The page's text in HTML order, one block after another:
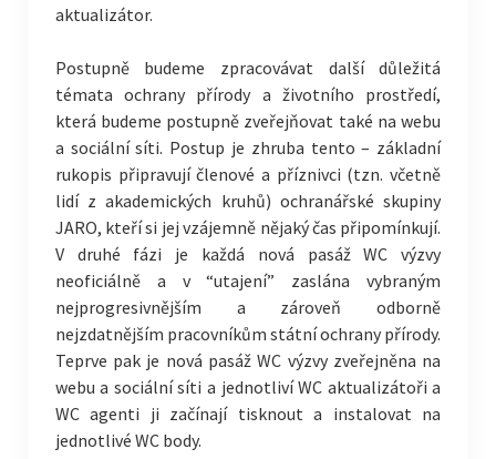
aktualizátor.
Postupně budeme zpracovávat další důležitá
témata ochrany přírody a životního prostředí,
která budeme postupně zveřejňovat také na webu
a sociální síti. Postup je zhruba tento – základní
rukopis připravují členové a příznivci (tzn. včetně
lidí z akademických kruhů) ochranářské skupiny
JARO, kteří si jej vzájemně nějaký čas připomínkují.
V druhé fázi je každá nová pasáž WC výzvy
neoficiálně a v “utajení” zaslána vybraným
nejprogresivnějším a zároveň odborně
nejzdatnějším pracovníkům státní ochrany přírody.
Teprve pak je nová pasáž WC výzvy zveřejněna na
webu a sociální síti a jednotliví WC aktualizátoři a
WC agenti ji začínají tisknout a instalovat na
jednotlivé WC body.